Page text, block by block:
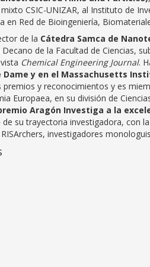
CSIC-UNIZAR, al Instituto de
en Red de Bioingeniería,
de la Cátedra Samca de
de la Facultad de Ciencias,
Chemical Engineering Journal.
Dame y en el Massachusetts
y reconocimientos y es
Europaea, en su división de
Aragón Investiga a la
su trayectoria investigadora, con
investigadores